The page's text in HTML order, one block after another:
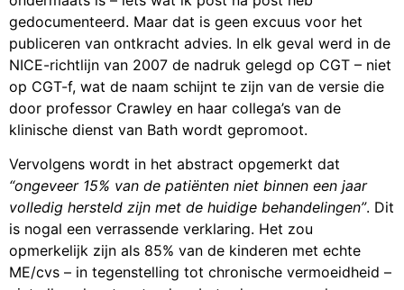
gedocumenteerd. Maar dat is geen excuus voor het
publiceren van ontkracht advies. In elk geval werd in de
NICE-richtlijn van 2007 de nadruk gelegd op CGT – niet
op CGT-f, wat de naam schijnt te zijn van de versie die
door professor Crawley en haar collega’s van de
klinische dienst van Bath wordt gepromoot.
Vervolgens wordt in het abstract opgemerkt dat
“ongeveer 15% van de patiënten niet binnen een jaar
volledig hersteld zijn met de huidige behandelingen”. Dit
is nogal een verrassende verklaring. Het zou
opmerkelijk zijn als 85% van de kinderen met echte
ME/cvs – in tegenstelling tot chronische vermoeidheid –